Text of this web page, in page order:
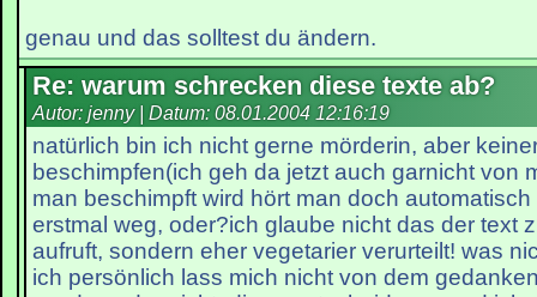
genau und das solltest du ändern.
Re: warum schrecken diese texte ab?
Autor: jenny | Datum: 08.01.2004 12:16:19
natürlich bin ich nicht gerne mörderin, aber
beschimpfen(ich geh da jetzt auch garnicht von
man beschimpft wird hört man doch
erstmal weg, oder?ich glaube nicht das der text
aufruft, sondern eher vegetarier verurteilt! was
ich persönlich lass mich nicht von dem